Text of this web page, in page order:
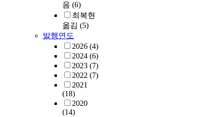
음 (6)
최복현
옮김 (5)
발행연도
2026 (4)
2024 (6)
2023 (7)
2022 (7)
2021
(18)
2020
(14)